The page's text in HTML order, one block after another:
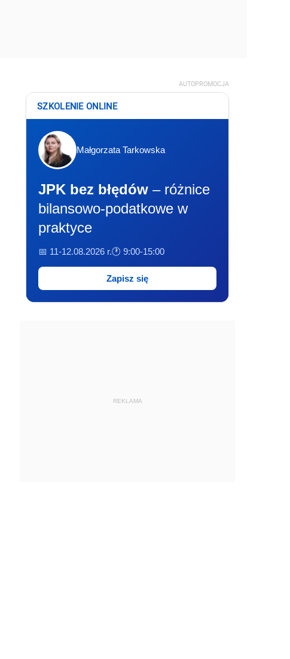
AUTOPROMOCJA
SZKOLENIE ONLINE
Małgorzata Tarkowska
JPK bez błędów – różnice
bilansowo-podatkowe w
praktyce
📅 11-12.08.2026 r.🕐 9:00-15:00
Zapisz się
REKLAMA